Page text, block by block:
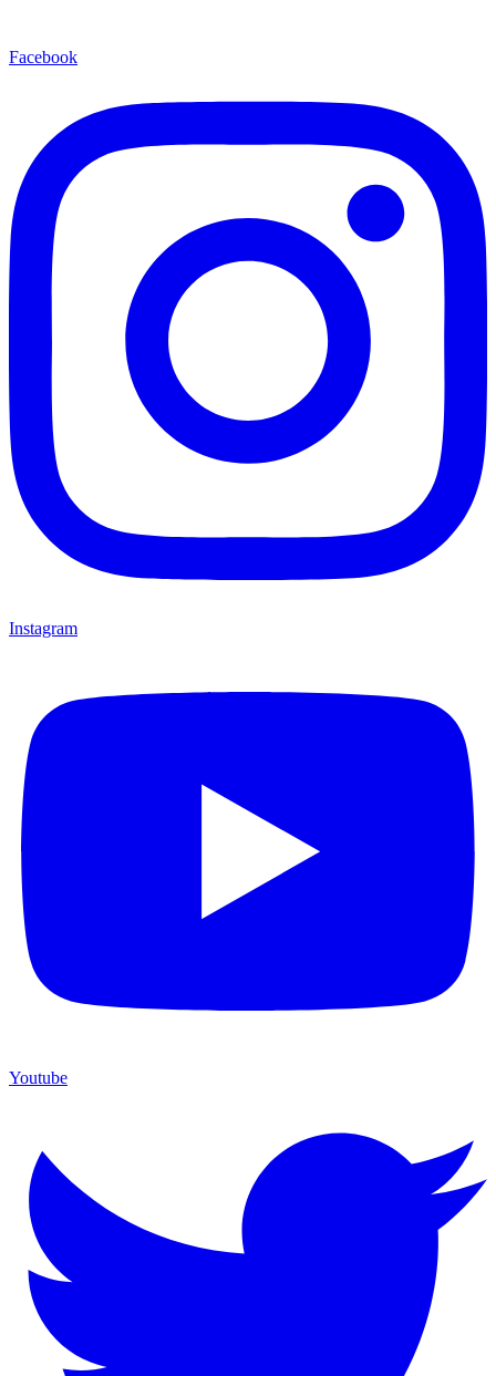
Facebook
Instagram
Youtube